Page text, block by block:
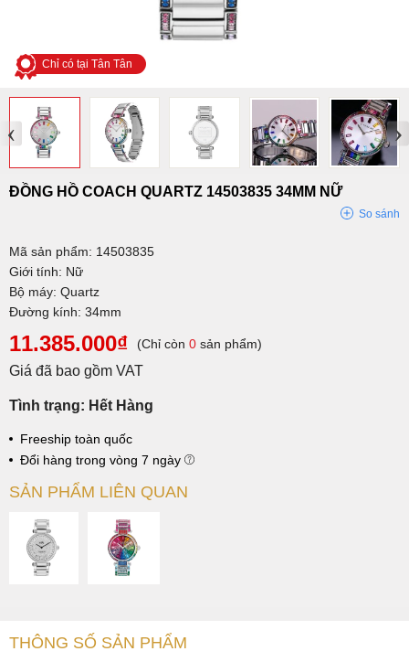
Chỉ có tại Tân Tân
‹ ›
ĐỒNG HỒ COACH QUARTZ 14503835 34MM NỮ
So sánh
Mã sản phẩm: 14503835
Giới tính: Nữ
Bộ máy: Quartz
Đường kính: 34mm
11.385.000₫ (Chỉ còn 0 sản phẩm)
Giá đã bao gồm VAT
Tình trạng: Hết Hàng
Freeship toàn quốc
Đổi hàng trong vòng 7 ngày
SẢN PHẨM LIÊN QUAN
THÔNG SỐ SẢN PHẨM